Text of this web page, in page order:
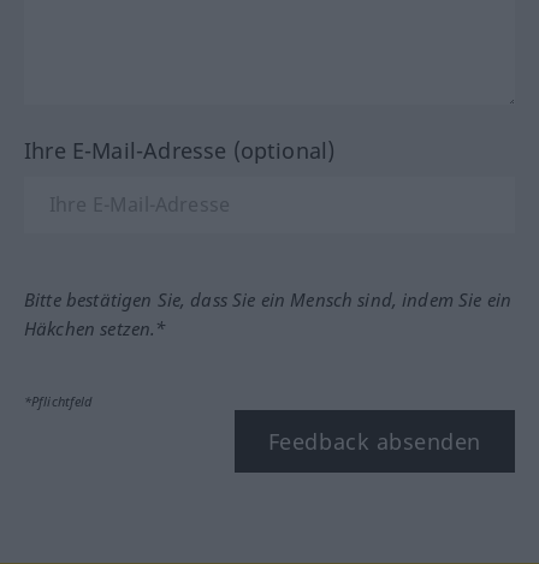
Ihre E-Mail-Adresse (optional)
Bitte bestätigen Sie, dass Sie ein Mensch sind, indem Sie ein
Häkchen setzen.*
*Pflichtfeld
Feedback absenden